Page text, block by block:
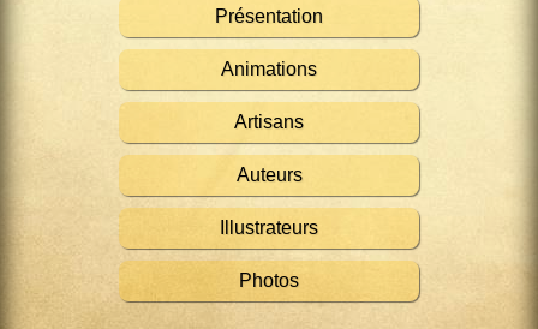
Présentation
Animations
Artisans
Auteurs
Illustrateurs
Photos